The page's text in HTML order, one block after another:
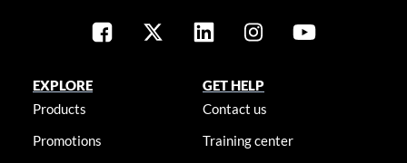
EXPLORE
Products
Promotions
GET HELP
Contact us
Training center